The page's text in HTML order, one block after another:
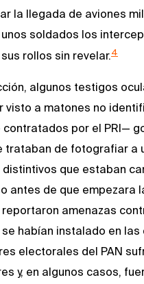
la llegada de aviones
soldados los
rollos sin revelar.4
algunos testigos
visto a matones no
por el PRI—
trataban de fotografiar a
que estaban
antes de que empezara
amenazas
habían instalado en las
electorales del PAN
y, en algunos casos,